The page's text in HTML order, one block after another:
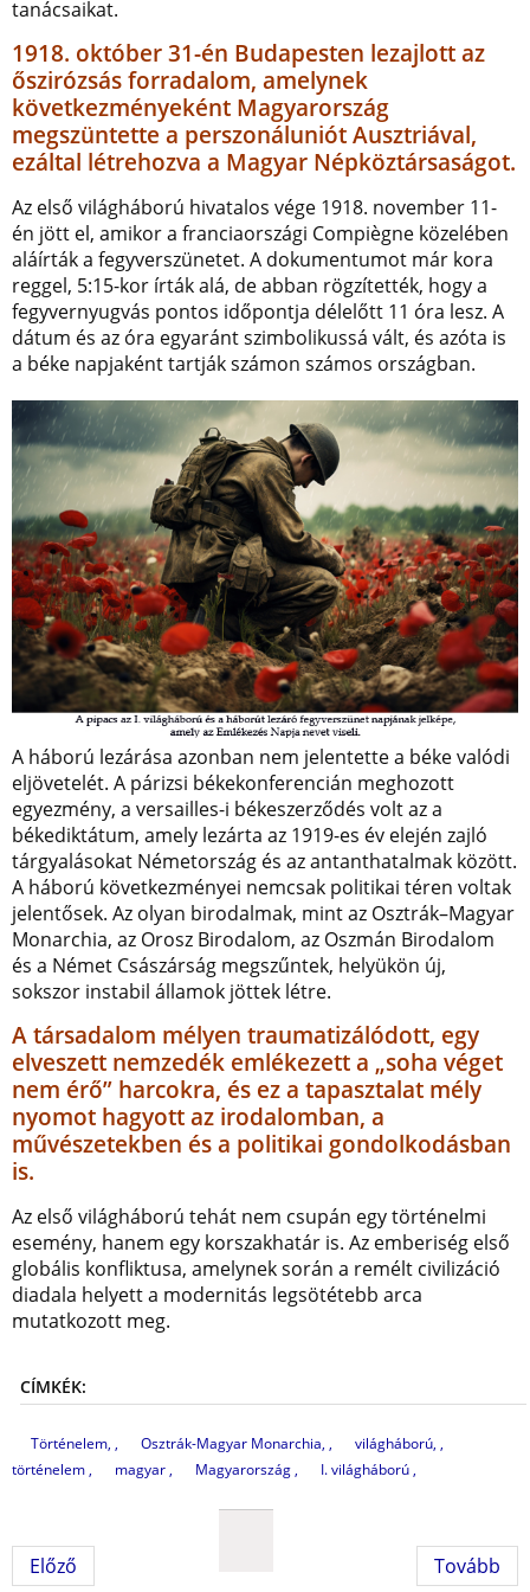
tanácsaikat.
1918. október 31-én Budapesten lezajlott az
őszirózsás forradalom, amelynek
következményeként Magyarország
megszüntette a perszonáluniót Ausztriával,
ezáltal létrehozva a Magyar Népköztársaságot.
Az első világháború hivatalos vége 1918. november 11-
én jött el, amikor a franciaországi Compiègne közelében
aláírták a fegyverszünetet. A dokumentumot már kora
reggel, 5:15-kor írták alá, de abban rögzítették, hogy a
fegyvernyugvás pontos időpontja délelőtt 11 óra lesz. A
dátum és az óra egyaránt szimbolikussá vált, és azóta is
a béke napjaként tartják számon számos országban.
A háború lezárása azonban nem jelentette a béke valódi
eljövetelét. A párizsi békekonferencián meghozott
egyezmény, a versailles-i békeszerződés volt az a
békediktátum, amely lezárta az 1919-es év elején zajló
tárgyalásokat Németország és az antanthatalmak között.
A háború következményei nemcsak politikai téren voltak
jelentősek. Az olyan birodalmak, mint az Osztrák–Magyar
Monarchia, az Orosz Birodalom, az Oszmán Birodalom
és a Német Császárság megszűntek, helyükön új,
sokszor instabil államok jöttek létre.
A társadalom mélyen traumatizálódott, egy
elveszett nemzedék emlékezett a „soha véget
nem érő” harcokra, és ez a tapasztalat mély
nyomot hagyott az irodalomban, a
művészetekben és a politikai gondolkodásban
is.
Az első világháború tehát nem csupán egy történelmi
esemény, hanem egy korszakhatár is. Az emberiség első
globális konfliktusa, amelynek során a remélt civilizáció
diadala helyett a modernitás legsötétebb arca
mutatkozott meg.
CÍMKÉK:
Történelem, Osztrák-Magyar Monarchia,
világháború,
történelem
magyar Magyarország I. világháború
Előző Tovább